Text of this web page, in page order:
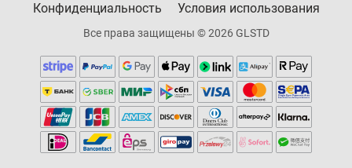
Конфиденциальность Условия использования
Все права защищены © 2026 GLSTD